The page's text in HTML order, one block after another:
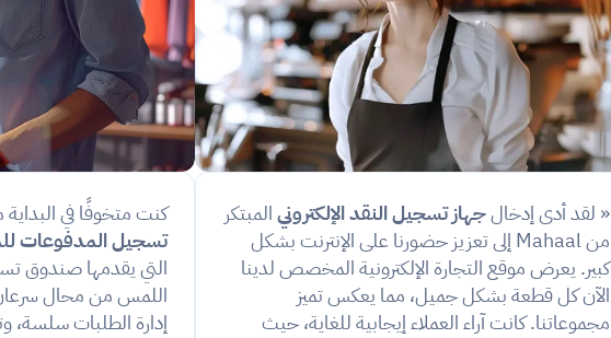
« لقد أدى إدخال جهاز تسجيل النقد الإلكتروني كنت متخوفًا في البداية
تسجيل المدفوعات